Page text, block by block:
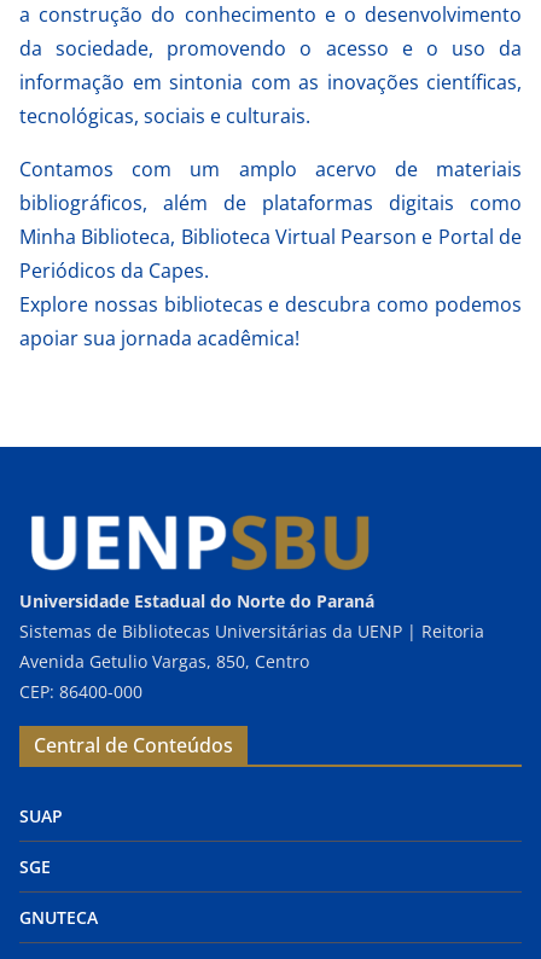
a construção do conhecimento e o desenvolvimento
da sociedade, promovendo o acesso e o uso da
informação em sintonia com as inovações científicas,
tecnológicas, sociais e culturais.
Contamos com um amplo acervo de materiais
bibliográficos, além de plataformas digitais como
Minha Biblioteca, Biblioteca Virtual Pearson e Portal de
Periódicos da Capes.
Explore nossas bibliotecas e descubra como podemos
apoiar sua jornada acadêmica!
Universidade Estadual do Norte do Paraná
Sistemas de Bibliotecas Universitárias da UENP | Reitoria
Avenida Getulio Vargas, 850, Centro
CEP: 86400-000
Central de Conteúdos
SUAP
SGE
GNUTECA